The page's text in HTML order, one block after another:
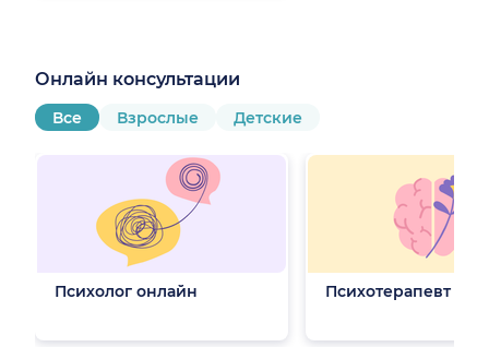
Онлайн консультации
Все Взрослые Детские
Психолог онлайн Психотерапевт